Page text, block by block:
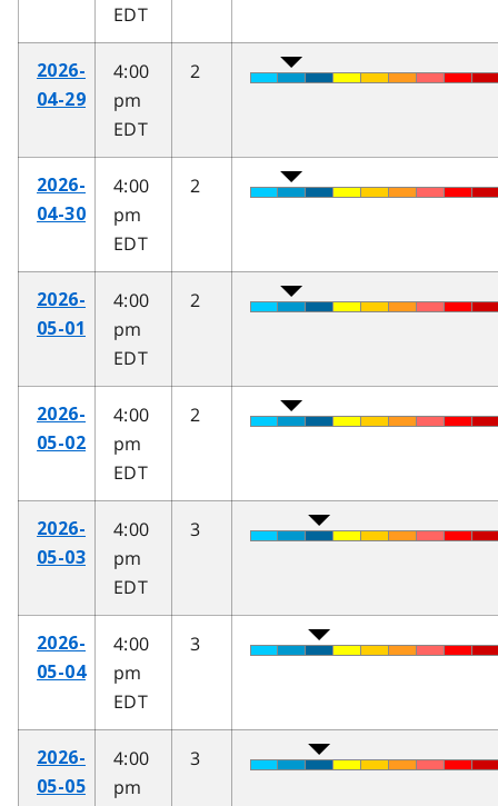
EDT
2026-
04-29
4:00
pm
EDT
2
2026-
04-30
4:00
pm
EDT
2
2026-
05-01
4:00
pm
EDT
2
2026-
05-02
4:00
pm
EDT
2
2026-
05-03
4:00
pm
EDT
3
2026-
05-04
4:00
pm
EDT
3
2026-
05-05
4:00
pm
3